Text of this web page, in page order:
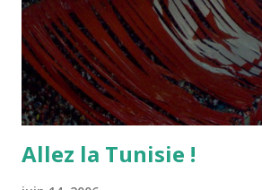
Allez la Tunisie !